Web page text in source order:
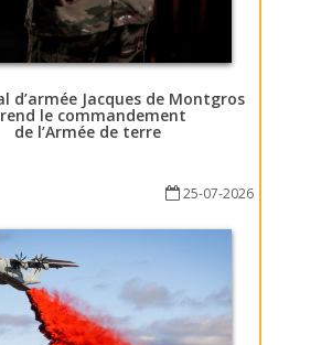
d’armée Jacques de Montgros
le commandement
de l’Armée de terre
25-07-2026